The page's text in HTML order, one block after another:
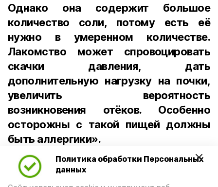
Политика обработки Персональных
данных
Однако она содержит большое
количество соли, потому есть её
нужно в умеренном количестве.
Лакомство может спровоцировать
скачки давления, дать
дополнительную нагрузку на почки,
увеличить вероятность
возникновения отёков. Особенно
осторожны с такой пищей должны
быть аллергики».
Для взрослого человека безопасной
порцией икры считается 30-50 граммов